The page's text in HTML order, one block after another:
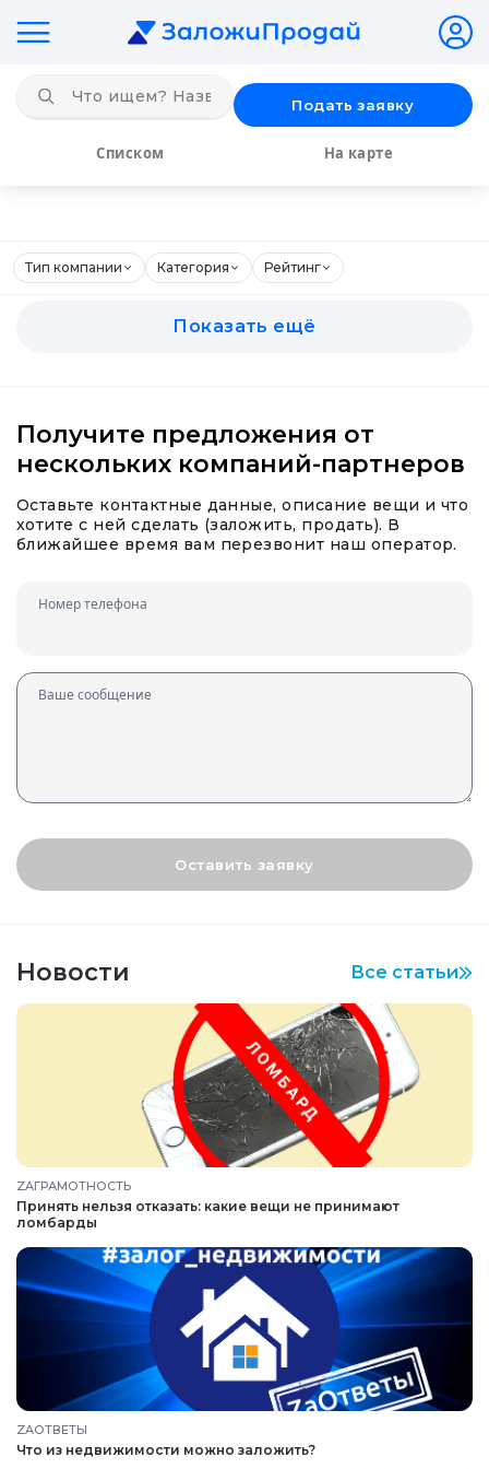
Подать заявку
Войти в
профиль
Подать заявку
Подать заявку
Списком На карте
Тип компании Категория Рейтинг
Показать ещё
Получите предложения от
нескольких компаний-партнеров
Оставьте контактные данные, описание вещи и что
хотите с ней сделать (заложить, продать). В
ближайшее время вам перезвонит наш оператор.
Номер телефона
Ваше сообщение
Оставить заявку
Новости Все статьи
ZAГРАМОТНОСТЬ
Принять нельзя отказать: какие вещи не принимают
ломбарды
ZAОТВЕТЫ
Что из недвижимости можно заложить?
Войти в
профиль